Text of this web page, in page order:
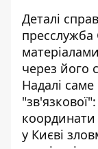
Деталі
пресслужба
через його
Надалі
у Києві